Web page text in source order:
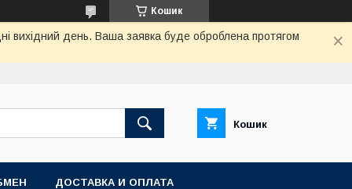
Кошик
вихідний день. Ваша заявка буде оброблена протягом
Кошик
ДОСТАВКА И ОПЛАТА